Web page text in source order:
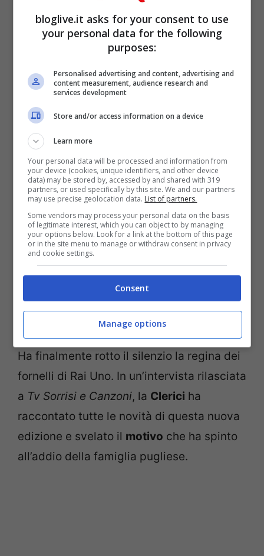
The Voice senior, Albano
sostituito: “non era carino”
La nuova squadra (screen Instagram)
Ha finalmente rotto il silenzio la regina dei
fornelli di Rai Uno. In un’intervista rilasciata
a Tv Sorrisi e Canzoni, la Clerici ha
raccontato tutte le novità di questa nuova
edizione e svelato il motivo che ha spinto
all’addio della famiglia pugliese.
bloglive.it asks for your consent to use
your personal data for the following
purposes:
Personalised advertising and content, advertising and
content measurement, audience research and
services development
Store and/or access information on a device
Learn more
Your personal data will be processed and information from
your device (cookies, unique identifiers, and other device
data) may be stored by, accessed by and shared with 319
partners, or used specifically by this site. We and our partners
may use precise geolocation data. List of partners.
Some vendors may process your personal data on the basis
of legitimate interest, which you can object to by managing
your options below. Look for a link at the bottom of this page
or in the site menu to manage or withdraw consent in privacy
and cookie settings.
Consent
Manage options